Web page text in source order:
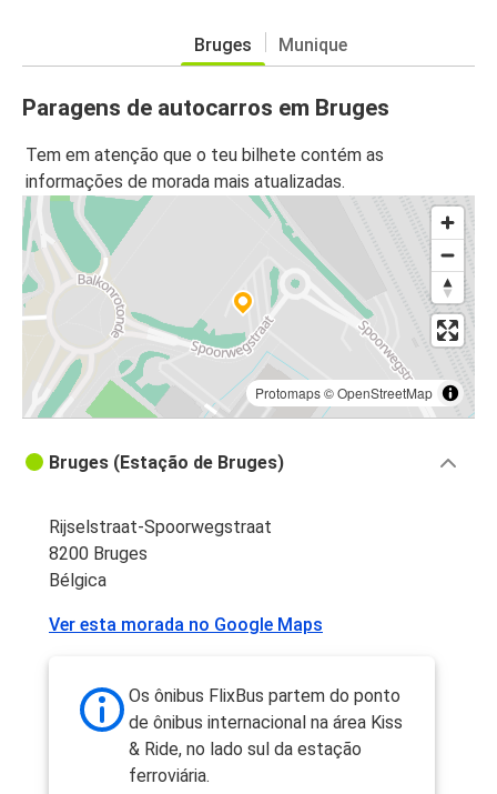
Bruges Munique
Paragens de autocarros em Bruges
Tem em atenção que o teu bilhete contém as
informações de morada mais atualizadas.
Protomaps©OpenStreetMap
Bruges (Estação de Bruges)
Rijselstraat-Spoorwegstraat
8200 Bruges
Bélgica
Ver esta morada no Google Maps
Os ônibus FlixBus partem do ponto
de ônibus internacional na área Kiss
& Ride, no lado sul da estação
ferroviária.